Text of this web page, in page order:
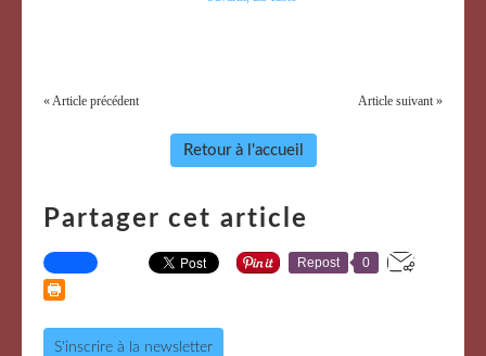
« Article précédent Article suivant »
Retour à l'accueil
Partager cet article
Repost 0
S'inscrire à la newsletter